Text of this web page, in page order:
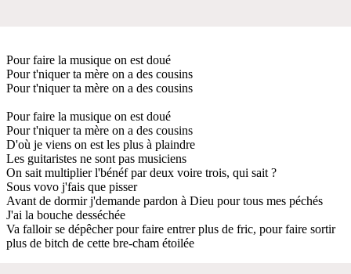
Pour faire la musique on est doué
Pour t'niquer ta mère on a des cousins
Pour t'niquer ta mère on a des cousins
Pour faire la musique on est doué
Pour t'niquer ta mère on a des cousins
D'où je viens on est les plus à plaindre
Les guitaristes ne sont pas musiciens
On sait multiplier l'bénéf par deux voire trois, qui sait ?
Sous vovo j'fais que pisser
Avant de dormir j'demande pardon à Dieu pour tous mes péchés
J'ai la bouche desséchée
Va falloir se dépêcher pour faire entrer plus de fric, pour faire sortir
plus de bitch de cette bre-cham étoilée